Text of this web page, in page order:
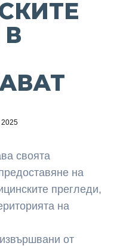
своята
на
прегледи,
на
от